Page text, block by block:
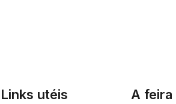
Links utéis A feira